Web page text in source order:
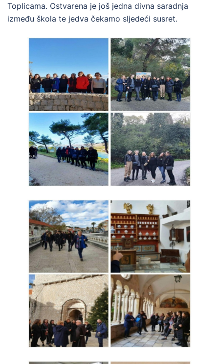
Toplicama. Ostvarena je još jedna divna saradnja
između škola te jedva čekamo sljedeći susret.